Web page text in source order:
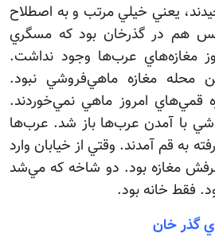
يعني خيلي مرتب و به اصطلاح
مس هم در گذرخان بود كه مسگري
مغازه‌هاي عرب‌ها وجود نداشت.
مغازه ماهي‌فروشي نبود.
قمي‌هاي امروز ماهي نمي‌خوردند.
با آمدن عرب‌ها باز شد. عرب‌ها
رفته رفته به قم آمدند. وقتي از خيابان وارد
مغازه بود. دو شاخه كه مي‌شد
فقط خانه بود.
گذر خان